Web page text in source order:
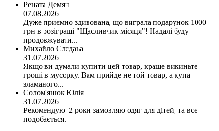
Рената Демян
07.08.2026
Дуже приємно здивована, що виграла подарунок 1000
грн в розіграші "Щасливчик місяця"! Надалі буду
продовжувати...
Михайло Слсдаьа
31.07.2026
Якщо ви думали купити цей товар, краще викиньте
гроші в мусорку. Вам прийде не той товар, а купа
зламаного...
Солом'янюк Юлія
31.07.2026
Рекомендую. 2 роки замовляю одяг для дітей, та все
подобається.